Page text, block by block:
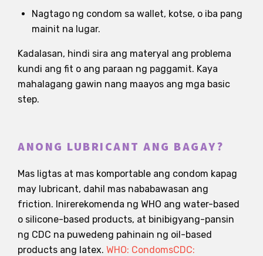
Nagtago ng condom sa wallet, kotse, o iba pang
mainit na lugar.
Kadalasan, hindi sira ang materyal ang problema
kundi ang fit o ang paraan ng paggamit. Kaya
mahalagang gawin nang maayos ang mga basic
step.
ANONG LUBRICANT ANG BAGAY?
Mas ligtas at mas komportable ang condom kapag
may lubricant, dahil mas nababawasan ang
friction. Inirerekomenda ng WHO ang water-based
o silicone-based products, at binibigyang-pansin
ng CDC na puwedeng pahinain ng oil-based
products ang latex. WHO: CondomsCDC: